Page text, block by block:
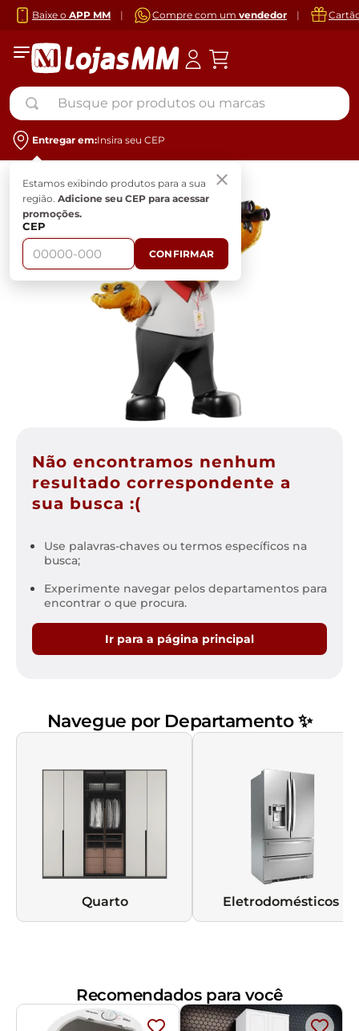
Baixe o APP MM | Compre com um vendedor |
Busque por produtos ou marcas
Entregar em:Insira seu CEP
Estamos exibindo produtos para a sua
região. Adicione seu CEP para acessar
promoções.
CEP
CONFIRMAR
Não encontramos nenhum
resultado correspondente a
sua busca :(
Use palavras-chaves ou termos específicos na
busca;
Experimente navegar pelos departamentos para
encontrar o que procura.
Ir para a página principal
Navegue por Departamento ✨
Quarto Eletrodomésticos
Recomendados para você